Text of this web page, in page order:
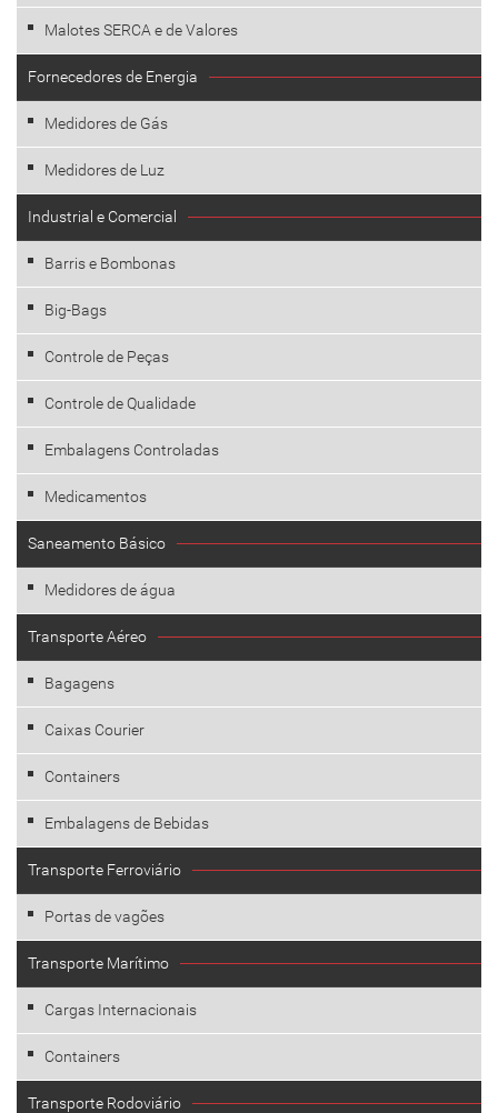
Malotes SERCA e de Valores
Fornecedores de Energia
Medidores de Gás
Medidores de Luz
Industrial e Comercial
Barris e Bombonas
Big-Bags
Controle de Peças
Controle de Qualidade
Embalagens Controladas
Medicamentos
Saneamento Básico
Medidores de água
Transporte Aéreo
Bagagens
Caixas Courier
Containers
Embalagens de Bebidas
Transporte Ferroviário
Portas de vagões
Transporte Marítimo
Cargas Internacionais
Containers
Transporte Rodoviário